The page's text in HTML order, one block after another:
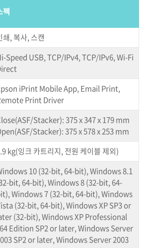
펙
쇄, 복사, 스캔
Speed USB, TCP/IPv4, TCP/IPv6, Wi-Fi
iPrint Mobile App, Email Print,
Print Driver
Stacker): 375 x 347 x 179 mm
Stacker): 375 x 578 x 253 mm
kg(잉크 카트리지, 전원 케이블 제외)
10 (32-bit, 64-bit), Windows 8.1
bit, 64-bit), Windows 8 (32-bit, 64-
Windows 7 (32-bit, 64-bit), Windows
(32-bit, 64-bit), Windows XP SP3 or
(32-bit), Windows XP Professional
Edition SP2 or later, Windows Server
SP2 or later, Windows Server 2003